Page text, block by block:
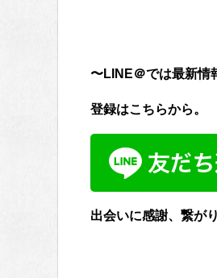
〜LINE＠では最新情
登録はこちらから。
出会いに感謝、繋が